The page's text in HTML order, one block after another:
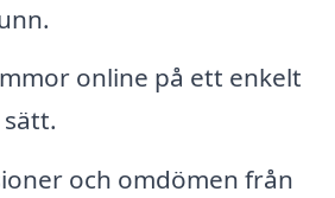
online på ett enkelt
och omdömen från